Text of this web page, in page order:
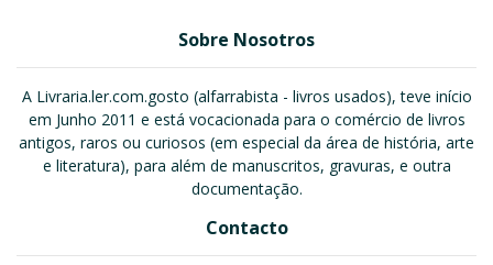
Sobre Nosotros
A Livraria.ler.com.gosto (alfarrabista - livros usados), teve início
em Junho 2011 e está vocacionada para o comércio de livros
antigos, raros ou curiosos (em especial da área de história, arte
e literatura), para além de manuscritos, gravuras, e outra
documentação.
Contacto